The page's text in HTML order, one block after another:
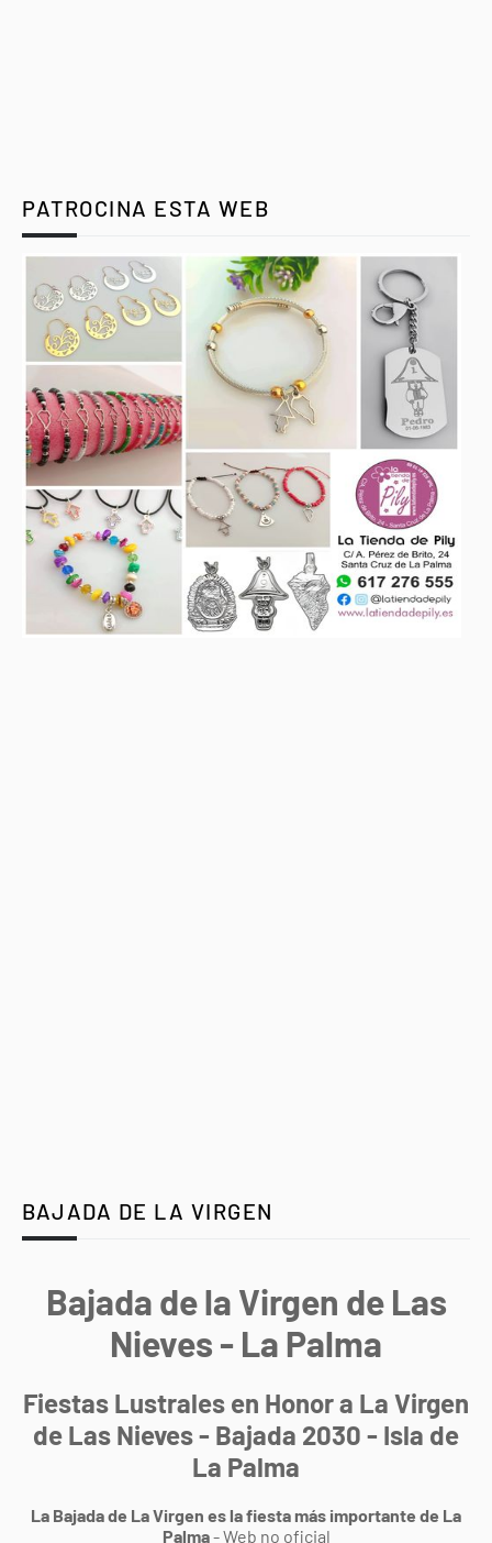
PATROCINA ESTA WEB
BAJADA DE LA VIRGEN
Bajada de la Virgen de Las
Nieves - La Palma
Fiestas Lustrales en Honor a La Virgen
de Las Nieves - Bajada 2030 - Isla de
La Palma
La Bajada de La Virgen es la fiesta más importante de La
Palma- Web no oficial